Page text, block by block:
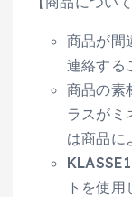
商品が間
連絡する
商品の素
ラスがミ
は商品に
トを使